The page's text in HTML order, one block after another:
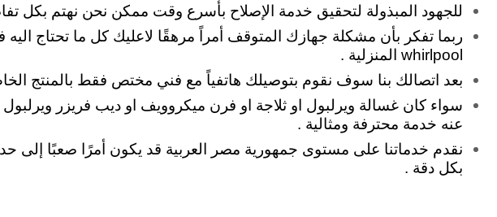
للجهود المبذولة لتحقيق خدمة الإصلاح بأسرع وقت ممكن نحن نهتم بكل
ربما تفكر بأن مشكلة جهازك المتوقف أمراً مرهقًا لاعليك كل ما تحتاج
whirlpool المنزلية .
بعد اتصالك بنا سوف نقوم بتوصيلك هاتفياً مع فني مختص فقط بالمنتج
سواء كان غسالة ويرلبول او ثلاجة او فرن ميكروويف او ديب فريزر
عنه خدمة محترفة ومثالية .
نقدم خدماتنا على مستوى جمهورية مصر العربية قد يكون أمرًا صعبًا إلى
بكل دقة .